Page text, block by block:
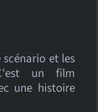
et les
un film
une histoire